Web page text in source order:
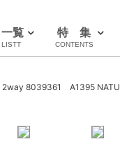
覧
LISTT
特 集
CONTENTS
2way 8039361 A1395